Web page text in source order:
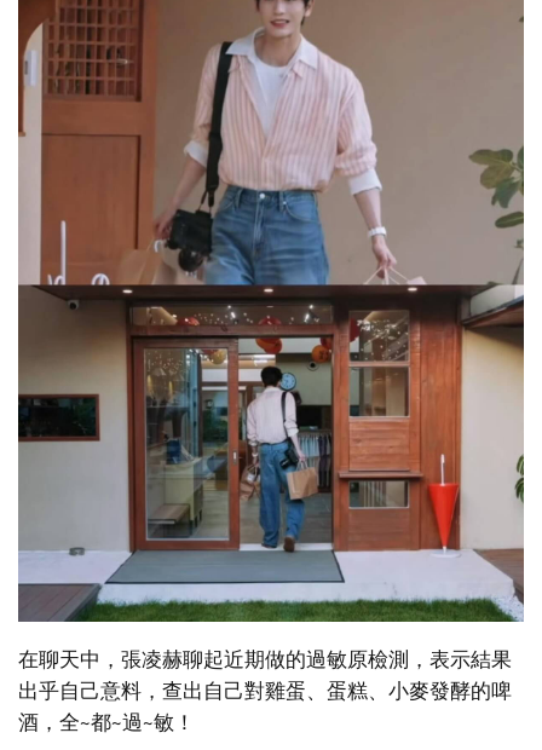
在聊天中，張凌赫聊起近期做的過敏原檢測，表示結果
出乎自己意料，查出自己對雞蛋、蛋糕、小麥發酵的啤
酒，全~都~過~敏！